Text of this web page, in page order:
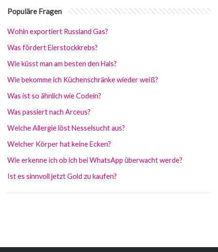
Populäre Fragen
Wohin exportiert Russland Gas?
Was fördert Eierstockkrebs?
Wie küsst man am besten den Hals?
Wie bekomme ich Küchenschränke wieder weiß?
Was ist so ähnlich wie Codein?
Was passiert nach Arceus?
Welche Allergie löst Nesselsucht aus?
Welcher Körper hat keine Ecken?
Wie erkenne ich ob ich bei WhatsApp überwacht werde?
Ist es sinnvoll jetzt Gold zu kaufen?